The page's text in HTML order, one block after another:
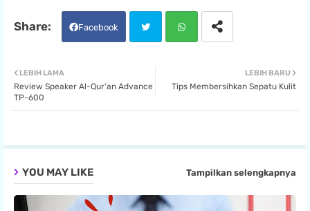
Facebook
ter tsa
LEBIH BARU
Tips Membersihkan Sepatu Kulit
LEBIH LAMA
Review Speaker Al-Qur'an Advance
TP-600
YOU MAY LIKE Tampilkan selengkapnya